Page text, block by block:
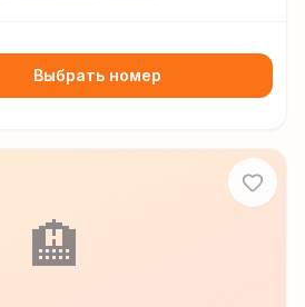
Выбрать номер
🏨